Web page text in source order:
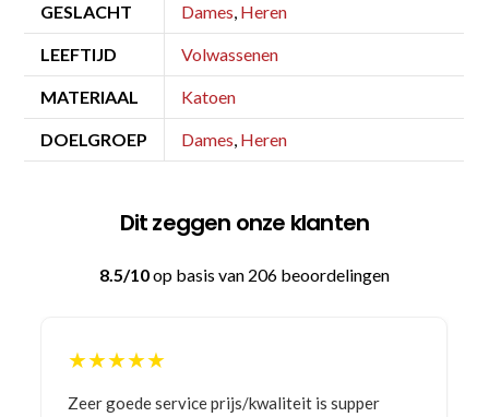
GESLACHT Dames, Heren
LEEFTIJD Volwassenen
MATERIAAL Katoen
DOELGROEP Dames, Heren
Dit zeggen onze klanten
8.5/10op basis van 206 beoordelingen
★★★★★
Bestelling gedaan vanwege goede prijzen en